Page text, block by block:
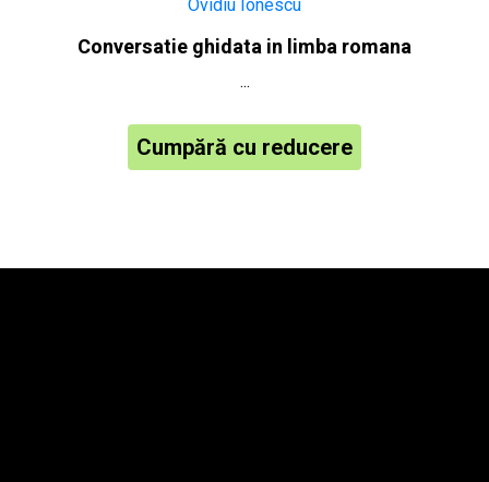
Conversatie ghidata in limba romana
...
Cumpără cu reducere